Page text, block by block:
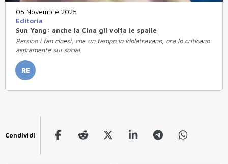
05 Novembre 2025
Editoria
Sun Yang: anche la Cina gli volta le spalle
Persino i fan cinesi, che un tempo lo idolatravano, ora lo criticano
aspramente sui social.
RE
Condividi